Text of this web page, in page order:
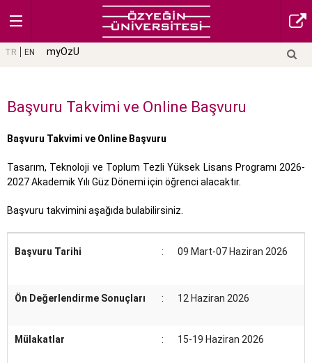
TR EN myOzU
Başvuru Takvimi ve Online Başvuru
Başvuru Takvimi ve Online Başvuru
Tasarım, Teknoloji ve Toplum Tezli Yüksek Lisans Programı 2026-
2027 Akademik Yılı Güz Dönemi için öğrenci alacaktır.
Başvuru takvimini aşağıda bulabilirsiniz.
Başvuru Tarihi : 09 Mart-07 Haziran 2026
Ön Değerlendirme Sonuçları : 12 Haziran 2026
Mülakatlar : 15-19 Haziran 2026